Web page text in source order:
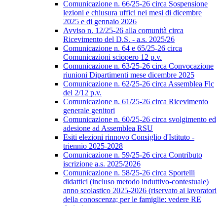
Comunicazione n. 66/25-26 circa Sospensione
lezioni e chiusura uffici nei mesi di dicembre
2025 e di gennaio 2026
Avviso n. 12/25-26 alla comunità circa
Ricevimento del D.S. - a.s. 2025/26
Comunicazione n. 64 e 65/25-26 circa
Comunicazioni sciopero 12 p.v.
Comunicazione n. 63/25-26 circa Convocazione
riunioni Dipartimenti mese dicembre 2025
Comunicazione n. 62/25-26 circa Assemblea Flc
del 2/12 p.v.
Comunicazione n. 61/25-26 circa Ricevimento
generale genitori
Comunicazione n. 60/25-26 circa svolgimento ed
adesione ad Assemblea RSU
Esiti elezioni rinnovo Consiglio d'Istituto -
triennio 2025-2028
Comunicazione n. 59/25-26 circa Contributo
iscrizione a.s. 2025/2026
Comunicazione n. 58/25-26 circa Sportelli
didattici (incluso metodo induttivo-contestuale)
anno scolastico 2025-2026 (riservato ai lavoratori
della conoscenza; per le famiglie: vedere RE